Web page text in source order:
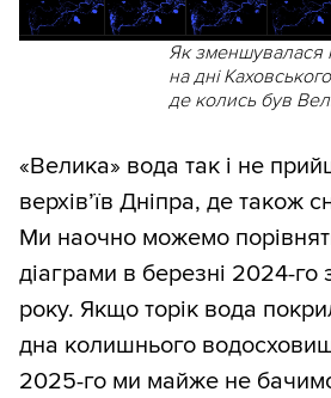
Як зменшувалася
на дні
де колись був
«Велика» вода так і не
верхів’їв Дніпра, де також
Ми наочно можемо
діаграми в березні 2024-го
року. Якщо торік вода
дна колишнього
2025-го ми майже не